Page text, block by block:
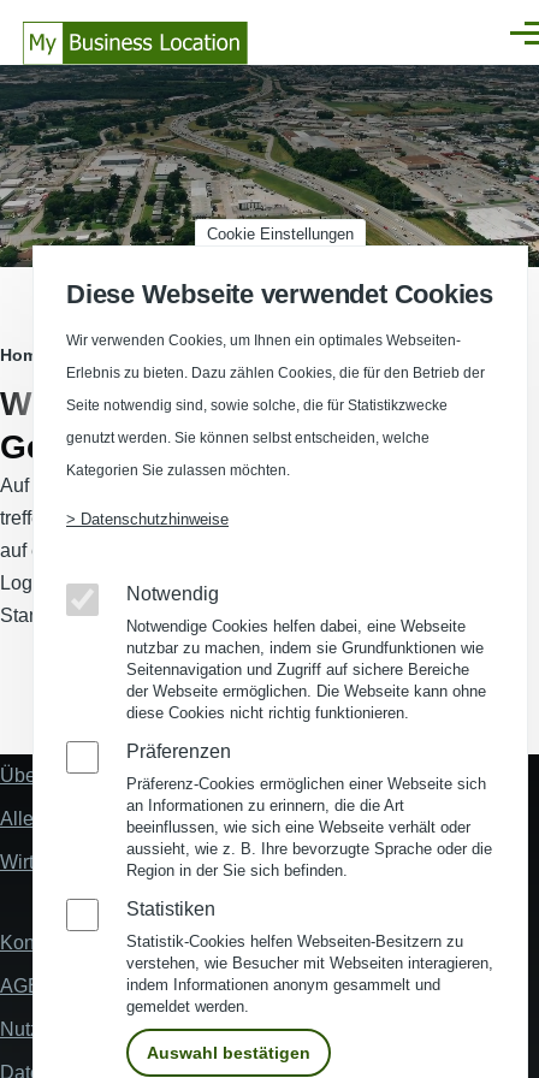
Pfadnavigation
Home
Wirtschaftsstandorte und
Gewerbeflächen in Deutschland
Auf Deutschlands führenden überregionalen Standortplattform
treffen nationale und internationale Unternehmen und Berater
auf eine umfassende Suche nach Gewerbegebieten und
Logistikimmobilien sowie ein leistungsstarkes webbasiertes
Standortanalyse-Tool.
(Opens in a new window)
(Opens in a new window)
(Opens in a new window)
(Opens in a new
Fußzeile
Links
Über uns
Alles zum Thema Standortanalyse
Wirtschaftsstandort Deutschland
Fußzeile
Kontakt
AGB
Nutzungsbedingungen
Datenschutz
Cookie Einstellungen
Diese Webseite verwendet Cookies
Wir verwenden Cookies, um Ihnen ein optimales Webseiten-
Erlebnis zu bieten. Dazu zählen Cookies, die für den Betrieb der
Seite notwendig sind, sowie solche, die für Statistikzwecke
genutzt werden. Sie können selbst entscheiden, welche
Kategorien Sie zulassen möchten.
> Datenschutzhinweise
Notwendig
Notwendige Cookies helfen dabei, eine Webseite
nutzbar zu machen, indem sie Grundfunktionen wie
Seitennavigation und Zugriff auf sichere Bereiche
der Webseite ermöglichen. Die Webseite kann ohne
diese Cookies nicht richtig funktionieren.
Präferenzen
Präferenz-Cookies ermöglichen einer Webseite sich
an Informationen zu erinnern, die die Art
beeinflussen, wie sich eine Webseite verhält oder
aussieht, wie z. B. Ihre bevorzugte Sprache oder die
Region in der Sie sich befinden.
Statistiken
Statistik-Cookies helfen Webseiten-Besitzern zu
verstehen, wie Besucher mit Webseiten interagieren,
indem Informationen anonym gesammelt und
gemeldet werden.
Auswahl bestätigen